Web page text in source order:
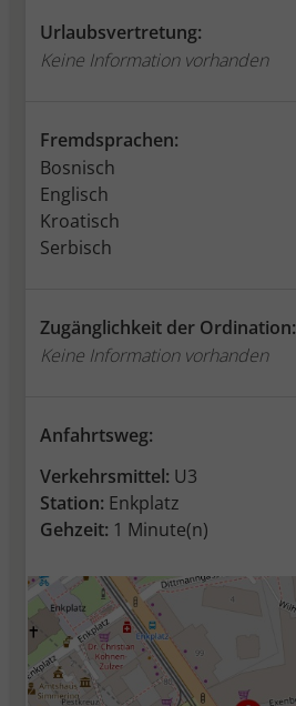
Urlaubsvertretung:
Keine Information vorhanden
Fremdsprachen:
Bosnisch
Englisch
Kroatisch
Serbisch
Zugänglichkeit der Ordination:
Keine Information vorhanden
Anfahrtsweg:
Verkehrsmittel: U3
Station: Enkplatz
Gehzeit: 1 Minute(n)